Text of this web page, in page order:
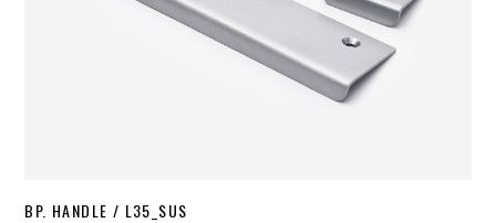
BP. HANDLE / L35_SUS